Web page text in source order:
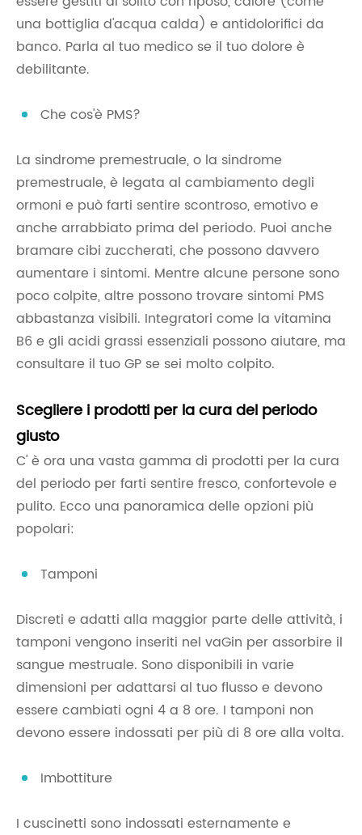
una bottiglia d'acqua calda) e antidolorifici da
banco. Parla al tuo medico se il tuo dolore è
debilitante.
Che cos'è PMS?
La sindrome premestruale, o la sindrome
premestruale, è legata al cambiamento degli
ormoni e può farti sentire scontroso, emotivo e
anche arrabbiato prima del periodo. Puoi anche
bramare cibi zuccherati, che possono davvero
aumentare i sintomi. Mentre alcune persone sono
poco colpite, altre possono trovare sintomi PMS
abbastanza visibili. Integratori come la vitamina
B6 e gli acidi grassi essenziali possono aiutare, ma
consultare il tuo GP se sei molto colpito.
Scegliere i prodotti per la cura del periodo
giusto
C' è ora una vasta gamma di prodotti per la cura
del periodo per farti sentire fresco, confortevole e
pulito. Ecco una panoramica delle opzioni più
popolari:
Tamponi
Discreti e adatti alla maggior parte delle attività, i
tamponi vengono inseriti nel vaGin per assorbire il
sangue mestruale. Sono disponibili in varie
dimensioni per adattarsi al tuo flusso e devono
essere cambiati ogni 4 a 8 ore. I tamponi non
devono essere indossati per più di 8 ore alla volta.
Imbottiture
I cuscinetti sono indossati esternamente e